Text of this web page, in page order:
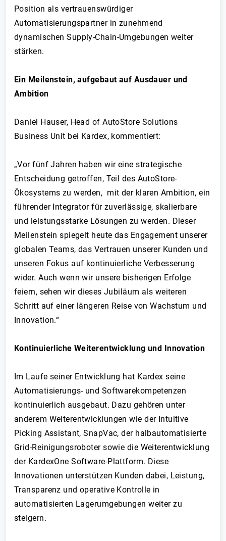
Position als vertrauenswürdiger
Automatisierungspartner in zunehmend
dynamischen Supply-Chain-Umgebungen weiter
stärken.
Ein Meilenstein, aufgebaut auf Ausdauer und
Ambition
Daniel Hauser, Head of AutoStore Solutions
Business Unit bei Kardex, kommentiert:
„Vor fünf Jahren haben wir eine strategische
Entscheidung getroffen, Teil des AutoStore-
Ökosystems zu werden, mit der klaren Ambition, ein
führender Integrator für zuverlässige, skalierbare
und leistungsstarke Lösungen zu werden. Dieser
Meilenstein spiegelt heute das Engagement unserer
globalen Teams, das Vertrauen unserer Kunden und
unseren Fokus auf kontinuierliche Verbesserung
wider. Auch wenn wir unsere bisherigen Erfolge
feiern, sehen wir dieses Jubiläum als weiteren
Schritt auf einer längeren Reise von Wachstum und
Innovation.“
Kontinuierliche Weiterentwicklung und Innovation
Im Laufe seiner Entwicklung hat Kardex seine
Automatisierungs- und Softwarekompetenzen
kontinuierlich ausgebaut. Dazu gehören unter
anderem Weiterentwicklungen wie der Intuitive
Picking Assistant, SnapVac, der halbautomatisierte
Grid-Reinigungsroboter sowie die Weiterentwicklung
der KardexOne Software-Plattform. Diese
Innovationen unterstützen Kunden dabei, Leistung,
Transparenz und operative Kontrolle in
automatisierten Lagerumgebungen weiter zu
steigern.